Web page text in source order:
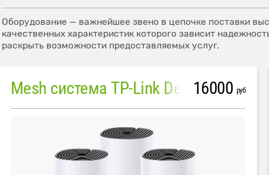
Оборудование — важнейшее звено в цепочке поставки
качественных характеристик которого зависит
раскрыть возможности предоставляемых услуг.
Mesh система TP-Link Deco M4 (3 устройства)
16000 руб